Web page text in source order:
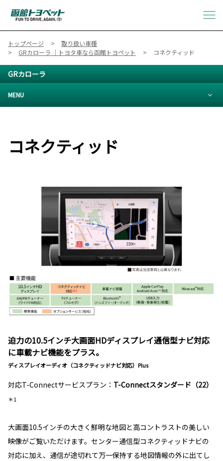
トップページ
取り扱い車種
GRカローラ ｜トヨタ車なら函館トヨペット
コネクティッド
GRカローラ
MENU
コネクティッド
迫力の10.5インチ大画面HDディスプレイ通信型ナビ対応
に車載ナビ機能をプラス。
ディスプレイオーディオ（コネクティッドナビ対応）Plus
対応T-Connectサービスプラン： T-Connectスタンダード（22）
＊1
大画面10.5インチの大きく鮮明な地図と高コントラストの美しい
映像がご覧いただけます。センター通信型コネクティッドナビの
対応に加え、通信が途切れて万一保持する地図情報の外に出てし